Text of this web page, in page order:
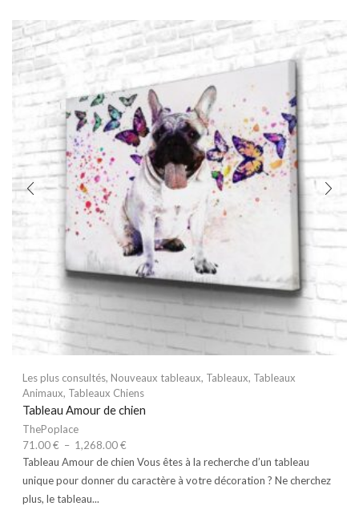
Les plus consultés, Nouveaux tableaux, Tableaux, Tableaux
Animaux, Tableaux Chiens
Tableau Amour de chien
ThePoplace
71.00€ – 1,268.00€
Tableau Amour de chien Vous êtes à la recherche d’un tableau
unique pour donner du caractère à votre décoration ? Ne cherchez
plus, le tableau...